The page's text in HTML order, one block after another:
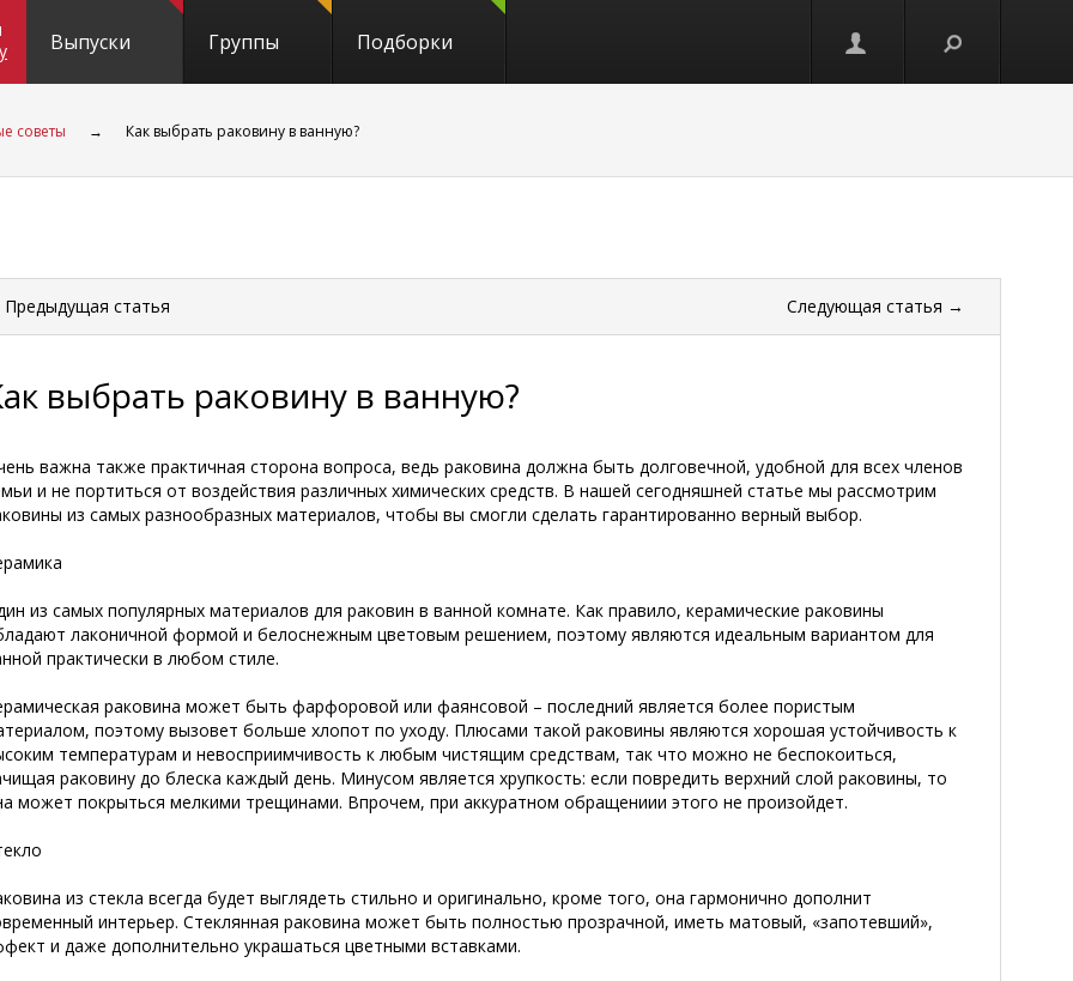
Выпуски Группы Подборки
советы → Как выбрать раковину в ванную?
статья Следующая статья →
выбрать раковину в ванную?
важна также практичная сторона вопроса, ведь раковина должна быть долговечной, удобной для всех членов
и не портиться от воздействия различных химических средств. В нашей сегодняшней статье мы рассмотрим
из самых разнообразных материалов, чтобы вы смогли сделать гарантированно верный выбор.
из самых популярных материалов для раковин в ванной комнате. Как правило, керамические раковины
лаконичной формой и белоснежным цветовым решением, поэтому являются идеальным вариантом для
практически в любом стиле.
раковина может быть фарфоровой или фаянсовой – последний является более пористым
поэтому вызовет больше хлопот по уходу. Плюсами такой раковины являются хорошая устойчивость к
температурам и невосприимчивость к любым чистящим средствам, так что можно не беспокоиться,
раковину до блеска каждый день. Минусом является хрупкость: если повредить верхний слой раковины, то
может покрыться мелкими трещинами. Впрочем, при аккуратном обращениии этого не произойдет.
из стекла всегда будет выглядеть стильно и оригинально, кроме того, она гармонично дополнит
интерьер. Стеклянная раковина может быть полностью прозрачной, иметь матовый, «запотевший»,
и даже дополнительно украшаться цветными вставками.